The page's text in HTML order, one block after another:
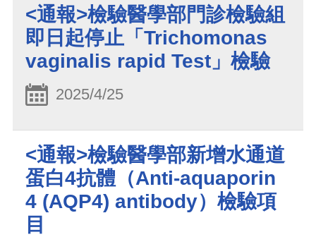
<通報>檢驗醫學部門診檢驗組
即日起停止「Trichomonas
vaginalis rapid Test」檢驗
2025/4/25
<通報>檢驗醫學部新增水通道
蛋白4抗體（Anti-aquaporin
4 (AQP4) antibody）檢驗項
目